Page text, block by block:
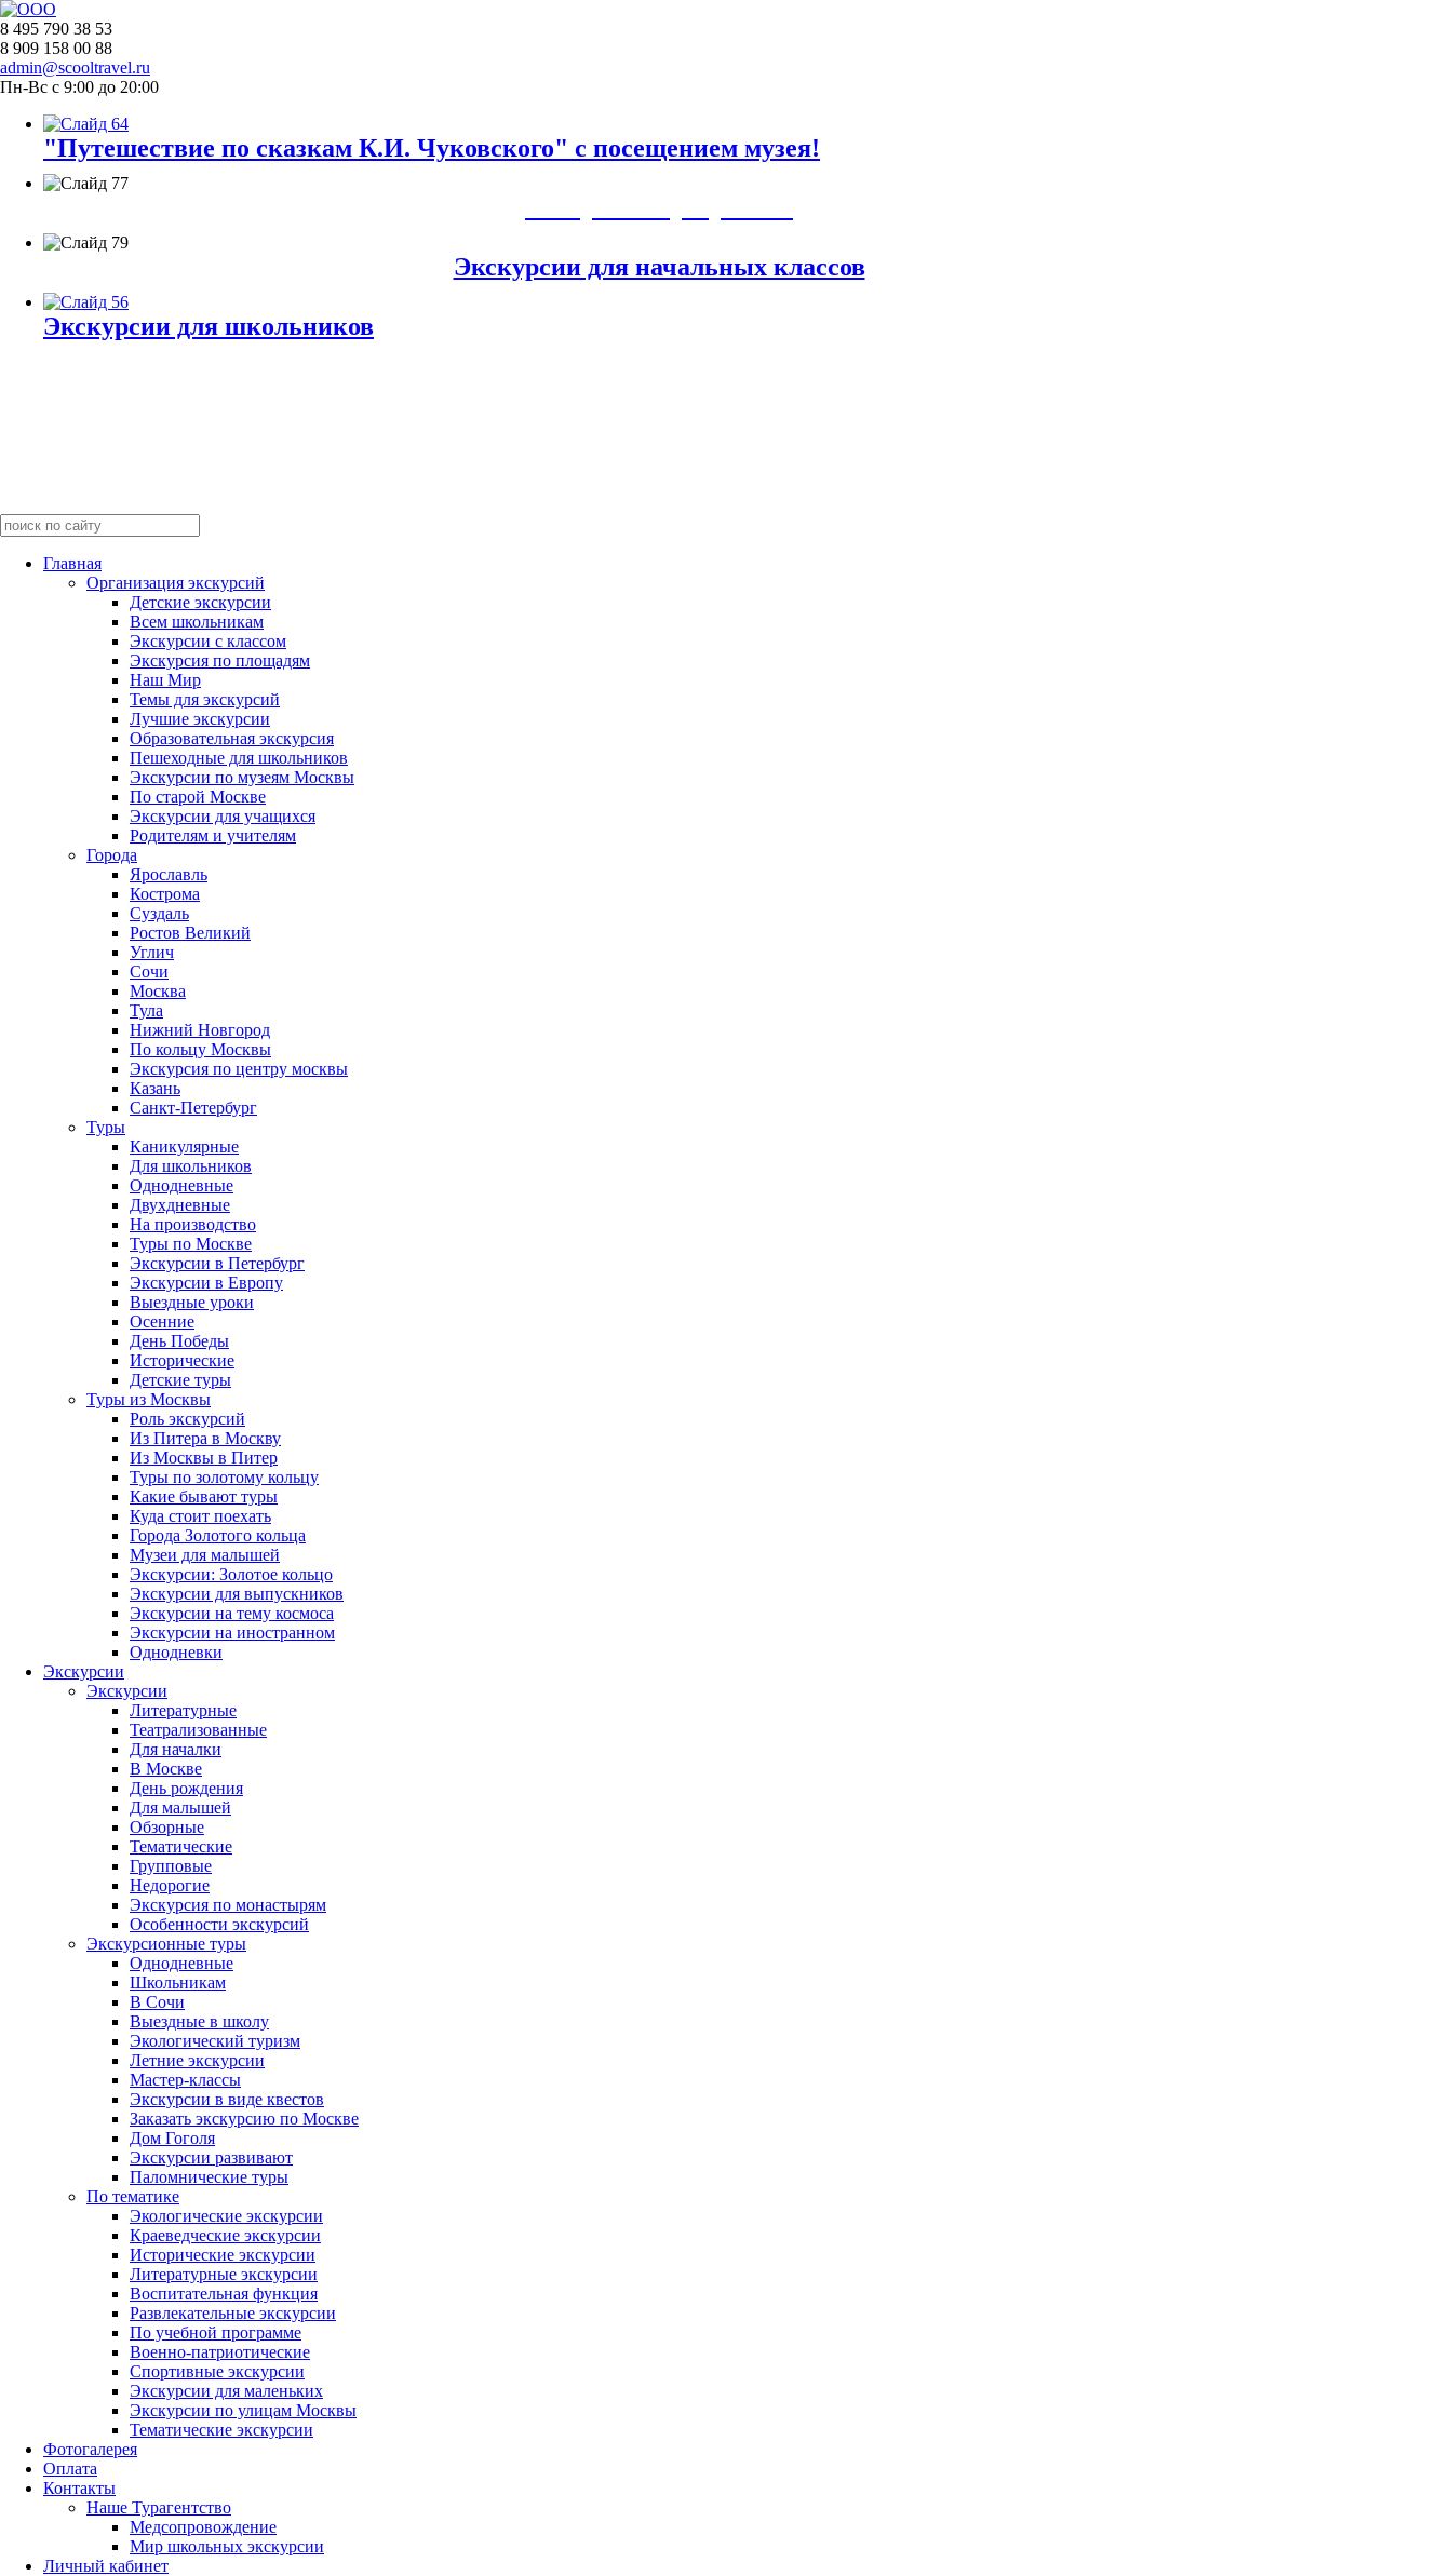
8 495 790 38 53
8 909 158 00 88
admin@scooltravel.ru
Пн-Вс с 9:00 до 20:00
"Путешествие по сказкам К.И. Чуковского" с посещением музея!
Экскурсии для начальных классов
Экскурсии для школьников
Главная
Организация экскурсий
Детские экскурсии
Всем школьникам
Экскурсии c классом
Экскурсия по площадям
Наш Мир
Темы для экскурсий
Лучшие экскурсии
Образовательная экскурсия
Пешеходные для школьников
Экскурсии по музеям Москвы
По старой Москве
Экскурсии для учащихся
Родителям и учителям
Города
Ярославль
Кострома
Суздаль
Ростов Великий
Углич
Сочи
Москва
Тула
Нижний Новгород
По кольцу Москвы
Экскурсия по центру москвы
Казань
Санкт-Петербург
Туры
Каникулярные
Для школьников
Однодневные
Двухдневные
На производство
Туры по Москве
Экскурсии в Петербург
Экскурсии в Европу
Выездные уроки
Осенние
День Победы
Исторические
Детские туры
Туры из Москвы
Роль экскурсий
Из Питера в Москву
Из Москвы в Питер
Туры по золотому кольцу
Какие бывают туры
Куда стоит поехать
Города Золотого кольца
Музеи для малышей
Экскурсии: Золотое кольцо
Экскурсии для выпускников
Экскурсии на тему космоса
Экскурсии на иностранном
Однодневки
Экскурсии
Экскурсии
Литературные
Театрализованные
Для началки
В Москве
День рождения
Для малышей
Обзорные
Тематические
Групповые
Недорогие
Экскурсия по монастырям
Особенности экскурсий
Экскурсионные туры
Однодневные
Школьникам
В Сочи
Выездные в школу
Экологический туризм
Летние экскурсии
Мастер-классы
Экскурсии в виде квестов
Заказать экскурсию по Москве
Дом Гоголя
Экскурсии развивают
Паломнические туры
По тематике
Экологические экскурсии
Краеведческие экскурсии
Исторические экскурсии
Литературные экскурсии
Воспитательная функция
Развлекательные экскурсии
По учебной программе
Военно-патриотические
Спортивные экскурсии
Экскурсии для маленьких
Экскурсии по улицам Москвы
Тематические экскурсии
Фотогалерея
Оплата
Контакты
Наше Турагентство
Медсопровождение
Мир школьных экскурсии
Личный кабинет